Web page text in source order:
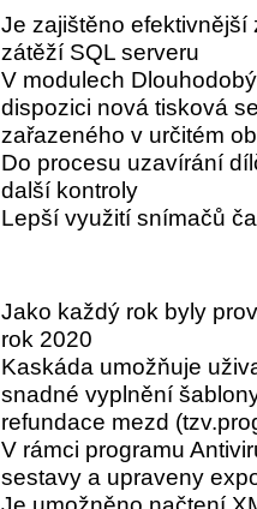
Je zajištěno
zátěží SQL serveru
V modulech
dispozici nová tisková
zařazeného v určitém
Do procesu uzavírání
další kontroly
Lepší využití snímačů
Jako každý rok byly
rok 2020
Kaskáda umožňuje
snadné vyplnění
refundace mezd
V rámci programu
sestavy a upraveny